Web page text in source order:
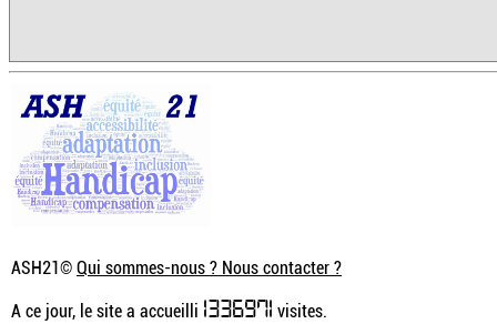
ASH21©Qui sommes-nous ? Nous contacter ?
A ce jour, le site a accueilli 1336971 visites.